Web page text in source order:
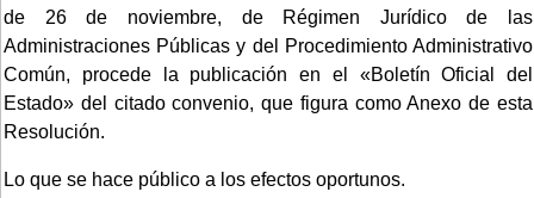
de 26 de noviembre, de Régimen Jurídico de las
Administraciones Públicas y del Procedimiento Administrativo
Común, procede la publicación en el «Boletín Oficial del
Estado» del citado convenio, que figura como Anexo de esta
Resolución.
Lo que se hace público a los efectos oportunos.